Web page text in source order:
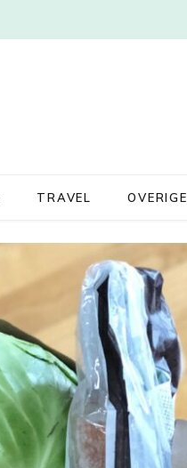
TRAVEL OVERIGE